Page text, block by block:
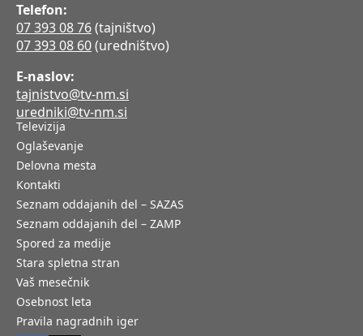
Telefon:
07 393 08 76(tajništvo)
07 393 08 60(uredništvo)
E-naslov:
tajnistvo@tv-nm.si
uredniki@tv-nm.si
Televizija
Oglaševanje
Delovna mesta
Kontakti
Seznam oddajanih del – SAZAS
Seznam oddajanih del – ZAMP
Spored za medije
Stara spletna stran
Vaš mesečnik
Osebnost leta
Pravila nagradnih iger